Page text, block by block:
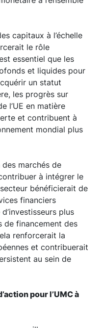
capitaux à l’échelle
le rôle
essentiel que les
et liquides pour
un statut
les progrès sur
l’UE en matière
et contribuent à
mondial plus
des marchés de
à intégrer le
bénéficierait de
financiers
plus
de financement des
renforcerait la
et contribuerait
au sein de
pour l’UMC à